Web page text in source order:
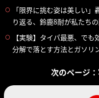
「限界に挑む姿は美しい
り返る、鈴鹿8耐が私たち
【実験】タイパ最悪、で
分解で落とす方法とガソリ
次のページ